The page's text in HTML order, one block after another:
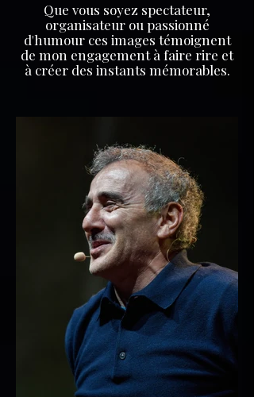
Que vous soyez spectateur,
organisateur ou passionné
d'humour ces images témoignent
de mon engagement à faire rire et
à créer des instants mémorables.